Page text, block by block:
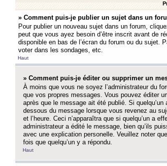
» Comment puis-je publier un sujet dans un
Pour publier un nouveau sujet dans un forum,
peut que vous ayez besoin d’être inscrit avant de
disponible en bas de l’écran du forum ou du sujet.
voter dans les sondages, etc.
Haut
» Comment puis-je éditer ou supprimer un
À moins que vous ne soyez l’administrateur du
que vos propres messages. Vous pouvez éditer
après que le message ait été publié. Si
dessous du message lorsque vous revenez au
et l’heure. Ceci n’apparaîtra que si quelqu’un a
administrateur a édité le message, bien qu’ils
avec une explication personelle. Veuillez noter
fois que quelqu’un y a répondu.
Haut